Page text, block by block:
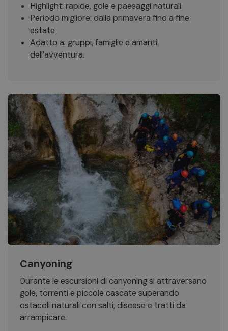
Highlight: rapide, gole e paesaggi naturali
Periodo migliore: dalla primavera fino a fine
estate
Adatto a: gruppi, famiglie e amanti
dell’avventura.
Canyoning
Durante le escursioni di canyoning si attraversano
gole, torrenti e piccole cascate superando
ostacoli naturali con salti, discese e tratti da
arrampicare.